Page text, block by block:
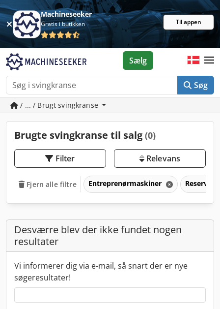
Machineseeker
Gratis i butikken Til appen
Søg
Sælg
/ ... / Brugt svingkranse
Brugte svingkranse til salg (0)
Filter Relevans
Fjern alle filtre Entreprenørmaskiner
Desværre blev der ikke fundet nogen
resultater
Vi informerer dig via e-mail, så snart der er nye
søgeresultater!